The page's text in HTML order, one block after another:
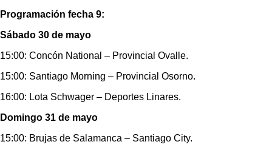
Programación fecha 9:
Sábado 30 de mayo
15:00: Concón National – Provincial Ovalle.
15:00: Santiago Morning – Provincial Osorno.
16:00: Lota Schwager – Deportes Linares.
Domingo 31 de mayo
15:00: Brujas de Salamanca – Santiago City.